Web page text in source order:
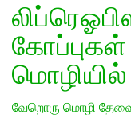
கோப்புகள்
மொழியில்
வேறொரு மொழி